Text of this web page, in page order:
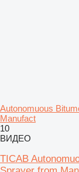
Autonomuous
Manufact
10
ВИДЕО
TICAB